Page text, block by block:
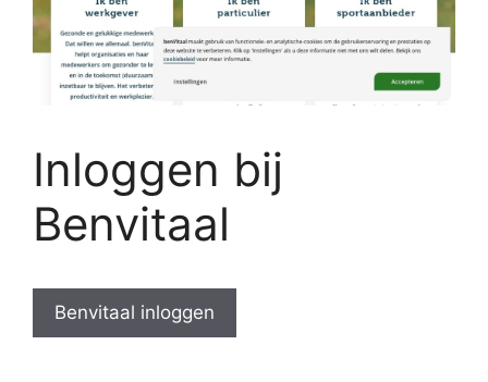
Inloggen bij
Benvitaal
Benvitaal inloggen